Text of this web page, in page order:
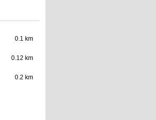
0.1 km
0.12 km
0.2 km